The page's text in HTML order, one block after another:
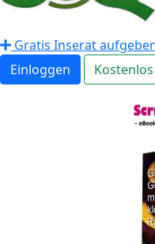
Gratis Inserat
Einloggen